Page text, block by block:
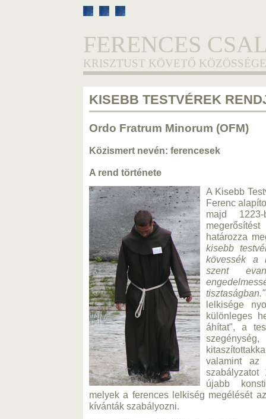
FERENCES
KRISZTUST KÖVETŐ
KISEBB TESTVÉREK
Ordo Fratrum Minorum (OFM)
Közismert nevén: ferencesek
A rend története
A Kisebb
Ferenc
majd
határozza
kisebb
kövessék a
szent
lelkisége
különleges
áhítat", a
valamint az
újabb
melyek a ferences lelkiség megélését
kívánták szabályozni.